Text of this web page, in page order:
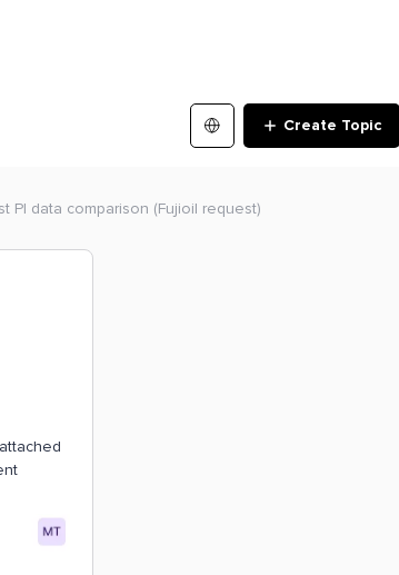
Create Topic
PI data comparison (Fujioil request)